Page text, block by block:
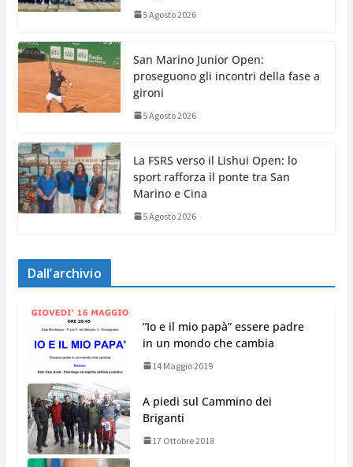
5 Agosto 2026
San Marino Junior Open:
proseguono gli incontri della fase a
gironi
5 Agosto 2026
La FSRS verso il Lishui Open: lo
sport rafforza il ponte tra San
Marino e Cina
5 Agosto 2026
Dall’archivio
“Io e il mio papà” essere padre
in un mondo che cambia
14 Maggio 2019
A piedi sul Cammino dei
Briganti
17 Ottobre 2018